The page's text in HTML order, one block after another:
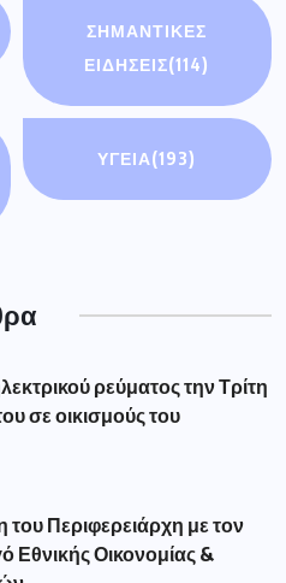
ΣΗΜΑΝΤΙΚΈΣ
ΕΙΔΉΣΕΙΣ(114)
ΥΓΕΙΑ(193)
ρεύματος την Τρίτη
σε οικισμούς του
του Περιφερειάρχη με τον
Εθνικής Οικονομίας &